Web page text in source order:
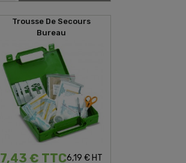
Trousse De Secours
Bureau
7,43 € TTC6,19 € HT